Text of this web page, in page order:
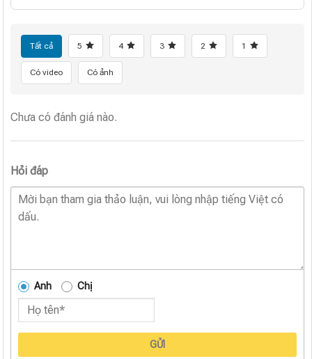
Tất cả 5 4 3 2 1
Có video Có ảnh
Chưa có đánh giá nào.
Hỏi đáp
Anh Chị
GỬI